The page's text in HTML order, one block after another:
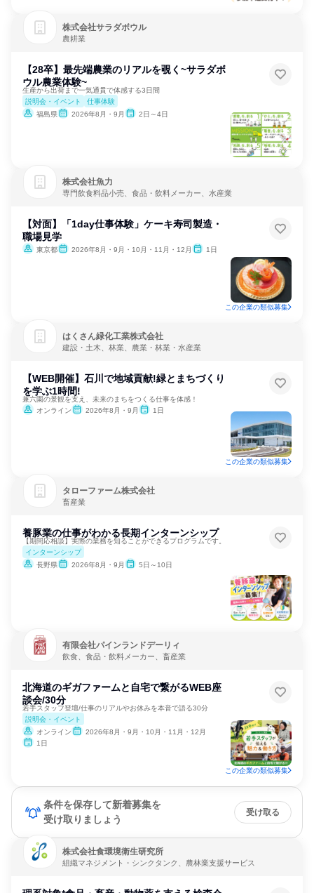
株式会社サラダボウル
農耕業
【28卒】最先端農業のリアルを覗く~サラダボ
ウル農業体験~
生産から出荷まで一気通貫で体感する3日間
説明会・イベント
仕事体験
福島県
2026年8月・9月 2日～4日
株式会社魚力
専門飲食料品小売、食品・飲料メーカー、水産業
【対面】「1day仕事体験」ケーキ寿司製造・
職場見学
東京都 2026年8月・9月・10月・11月・12月 1日
この企業の類似募集
はくさん緑化工業株式会社
建設・土木、林業、農業・林業・水産業
【WEB開催】石川で地域貢献!緑とまちづくり
を学ぶ1時間!
兼六園の景観を支え、未来のまちをつくる仕事を体感！
オンライン
2026年8月・9月 1日
この企業の類似募集
タローファーム株式会社
畜産業
養豚業の仕事がわかる長期インターンシップ
【期間応相談】実際の業務を知ることができるプログラムです。
インターンシップ
長野県
2026年8月・9月 5日～10日
有限会社パインランドデーリィ
飲食、食品・飲料メーカー、畜産業
北海道のギガファームと自宅で繋がるWEB座
談会/30分
若手スタッフ登壇/仕事のリアルやお休みを本音で語る30分
説明会・イベント
オンライン
2026年8月・9月・10月・11月・12月
1日
この企業の類似募集
条件を保存して新着募集を
受け取りましょう
受け取る
株式会社食環境衛生研究所
組織マネジメント・シンクタンク、農林業支援サービス